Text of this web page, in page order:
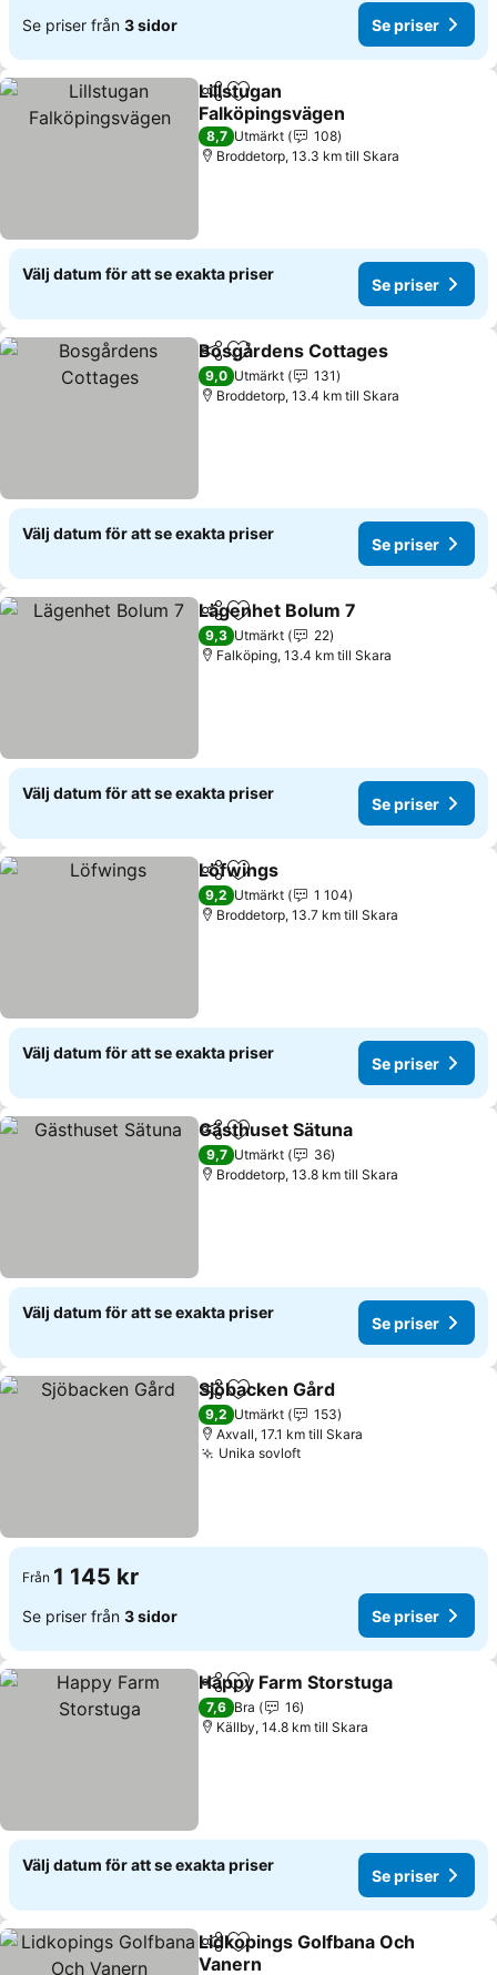
Se priser från 3 sidor Se priser
Dela Lägg till i Mina Favoriter
Lillstugan
Falköpingsvägen
8,7 Utmärkt
108
Broddetorp, 13.3 km till Skara
Välj datum för att se exakta priser
Se priser
Dela Lägg till i Mina Favoriter
Bosgårdens Cottages
9,0 Utmärkt
131
Broddetorp, 13.4 km till Skara
Välj datum för att se exakta priser
Se priser
Dela Lägg till i Mina Favoriter
Lägenhet Bolum 7
9,3 Utmärkt
22
Falköping, 13.4 km till Skara
Välj datum för att se exakta priser
Se priser
Dela Lägg till i Mina Favoriter
Löfwings
9,2 Utmärkt
1 104
Broddetorp, 13.7 km till Skara
Välj datum för att se exakta priser
Se priser
Dela Lägg till i Mina Favoriter
Gästhuset Sätuna
9,7 Utmärkt
36
Broddetorp, 13.8 km till Skara
Välj datum för att se exakta priser
Se priser
Dela Lägg till i Mina Favoriter
Sjöbacken Gård
9,2 Utmärkt
153
Axvall, 17.1 km till Skara
Unika sovloft
Från 1 145 kr
Se priser från 3 sidor Se priser
Dela Lägg till i Mina Favoriter
Happy Farm Storstuga
7,6 Bra
16
Källby, 14.8 km till Skara
Välj datum för att se exakta priser
Se priser
Dela Lägg till i Mina Favoriter
Lidkopings Golfbana Och
Vanern